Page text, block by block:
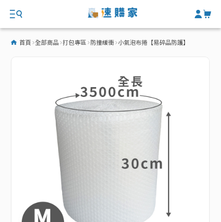
首頁 全部商品 打包專區 防撞緩衝 小氣泡布捲【易碎品防護】